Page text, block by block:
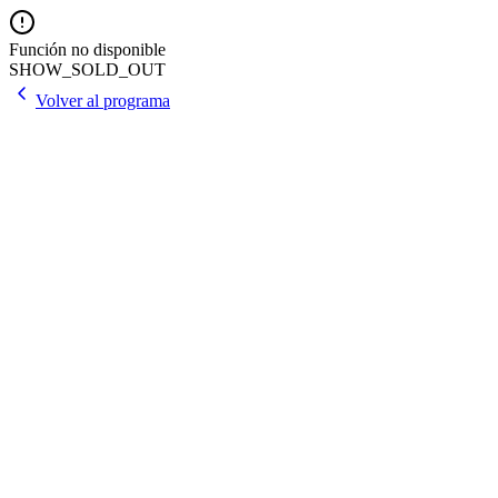
Función no disponible
SHOW_SOLD_OUT
Volver al programa